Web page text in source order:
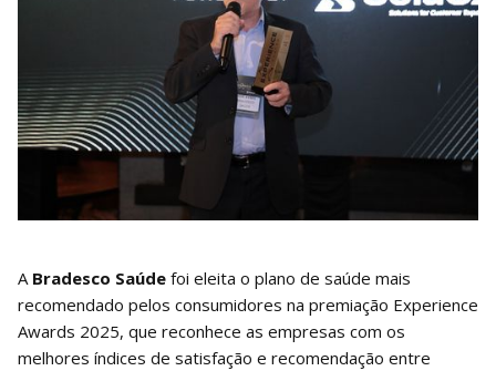
A Bradesco Saúde foi eleita o plano de saúde mais
recomendado pelos consumidores na premiação Experience
Awards 2025, que reconhece as empresas com os
melhores índices de satisfação e recomendação entre